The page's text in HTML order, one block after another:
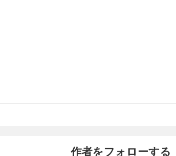
作者をフォローする